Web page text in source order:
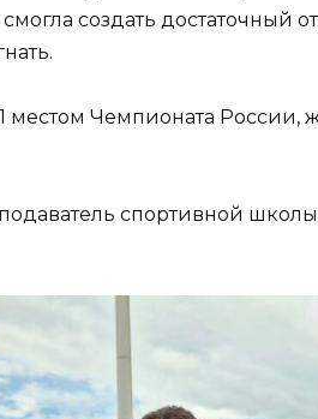
создать достаточный
местом Чемпионата России,
спортивной